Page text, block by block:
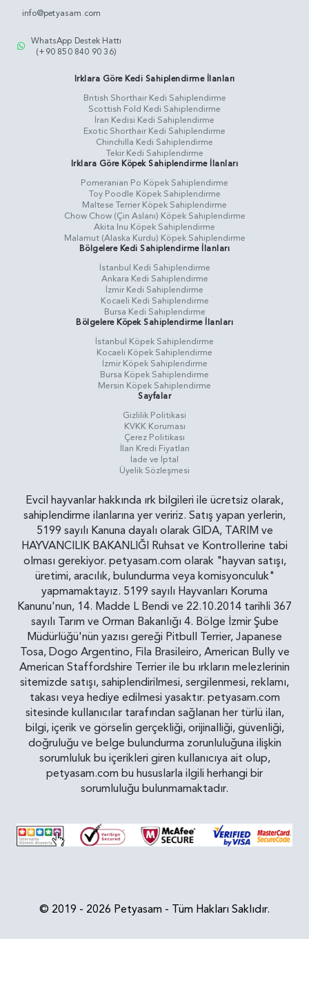
info@petyasam.com
WhatsApp Destek Hattı
(+90 850 840 90 36)
Irklara Göre Kedi Sahiplendirme İlanları
British Shorthair Kedi Sahiplendirme
Scottish Fold Kedi Sahiplendirme
İran Kedisi Kedi Sahiplendirme
Exotic Shorthair Kedi Sahiplendirme
Chinchilla Kedi Sahiplendirme
Tekir Kedi Sahiplendirme
Irklara Göre Köpek Sahiplendirme İlanları
Pomeranian Po Köpek Sahiplendirme
Toy Poodle Köpek Sahiplendirme
Maltese Terrier Köpek Sahiplendirme
Chow Chow (Çin Aslanı) Köpek Sahiplendirme
Akita Inu Köpek Sahiplendirme
Malamut (Alaska Kurdu) Köpek Sahiplendirme
Bölgelere Kedi Sahiplendirme İlanları
İstanbul Kedi Sahiplendirme
Ankara Kedi Sahiplendirme
İzmir Kedi Sahiplendirme
Kocaeli Kedi Sahiplendirme
Bursa Kedi Sahiplendirme
Bölgelere Köpek Sahiplendirme İlanları
İstanbul Köpek Sahiplendirme
Kocaeli Köpek Sahiplendirme
İzmir Köpek Sahiplendirme
Bursa Köpek Sahiplendirme
Mersin Köpek Sahiplendirme
Sayfalar
Gizlilik Politikasi
KVKK Koruması
Çerez Politikası
İlan Kredi Fiyatları
İade ve İptal
Üyelik Sözleşmesi
Evcil hayvanlar hakkında ırk bilgileri ile ücretsiz olarak,
sahiplendirme ilanlarına yer veririz. Satış yapan yerlerin,
5199 sayılı Kanuna dayalı olarak GIDA, TARIM ve
HAYVANCILIK BAKANLIĞI Ruhsat ve Kontrollerine tabi
olması gerekiyor. petyasam.com olarak "hayvan satışı,
üretimi, aracılık, bulundurma veya komisyonculuk"
yapmamaktayız. 5199 sayılı Hayvanları Koruma
Kanunu'nun, 14. Madde L Bendi ve 22.10.2014 tarihli 367
sayılı Tarım ve Orman Bakanlığı 4. Bölge İzmir Şube
Müdürlüğü'nün yazısı gereği Pitbull Terrier, Japanese
Tosa, Dogo Argentino, Fila Brasileiro, American Bully ve
American Staffordshire Terrier ile bu ırkların melezlerinin
sitemizde satışı, sahiplendirilmesi, sergilenmesi, reklamı,
takası veya hediye edilmesi yasaktır. petyasam.com
sitesinde kullanıcılar tarafından sağlanan her türlü ilan,
bilgi, içerik ve görselin gerçekliği, orijinalliği, güvenliği,
doğruluğu ve belge bulundurma zorunluluğuna ilişkin
sorumluluk bu içerikleri giren kullanıcıya ait olup,
petyasam.com bu hususlarla ilgili herhangi bir
sorumluluğu bulunmamaktadır.
© 2019 - 2026 Petyasam - Tüm Hakları Saklıdır.